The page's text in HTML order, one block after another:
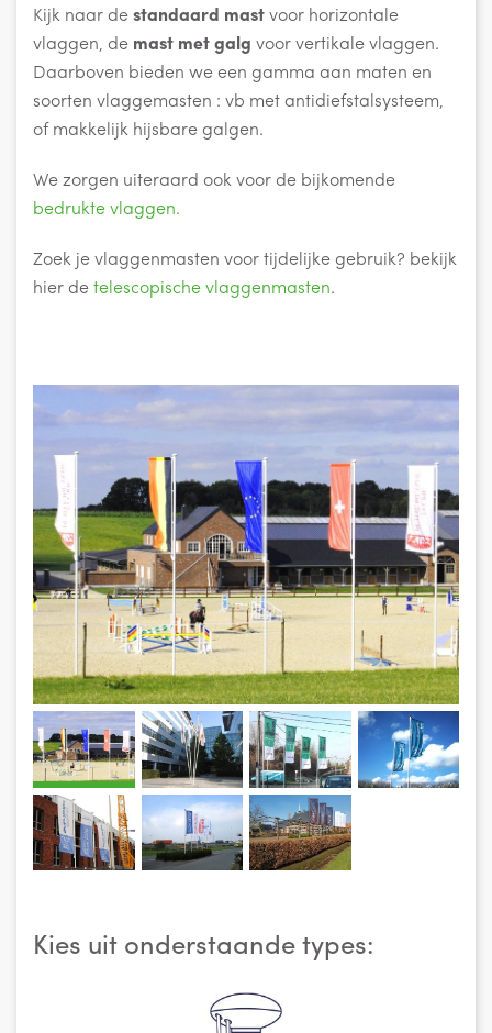
Kijk naar destandaard mastvoor horizontale
vlaggen, de mast met galg voor vertikale vlaggen.
Daarboven bieden we een gamma aan maten en
soorten vlaggemasten : vb met antidiefstalsysteem,
of makkelijk hijsbare galgen.
We zorgen uiteraard ook voor de bijkomende
bedruktevlaggen.
Zoek je vlaggenmasten voor tijdelijke gebruik? bekijk
hier detelescopische vlaggenmasten.
Kies uit onderstaande types: